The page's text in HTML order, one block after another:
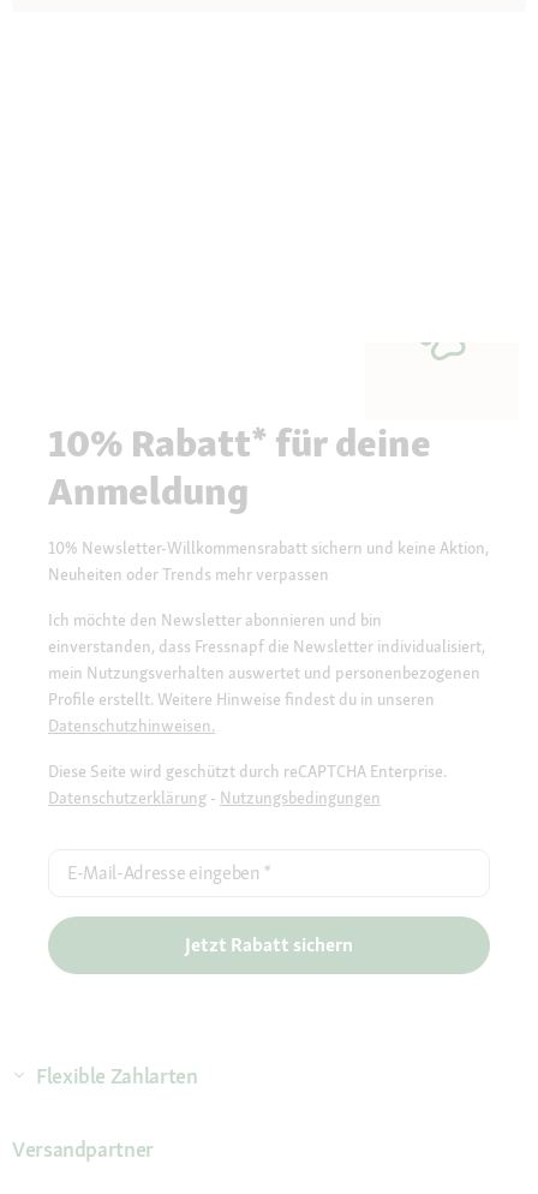
10% Rabatt* für deine
Anmeldung
10% Newsletter-Willkommensrabatt sichern und keine Aktion,
Neuheiten oder Trends mehr verpassen
Ich möchte den Newsletter abonnieren und bin
einverstanden, dass Fressnapf die Newsletter individualisiert,
mein Nutzungsverhalten auswertet und personenbezogenen
Profile erstellt. Weitere Hinweise findest du in unseren
Datenschutzhinweisen.
Diese Seite wird geschützt durch reCAPTCHA Enterprise.
Datenschutzerklärung - Nutzungsbedingungen
E-Mail-Adresse eingeben *
Jetzt Rabatt sichern
Flexible Zahlarten
Versandpartner